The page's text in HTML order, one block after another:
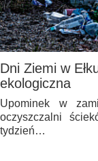
Dni Ziemi w
ekologiczna
Upominek w
oczyszczalni
tydzień…